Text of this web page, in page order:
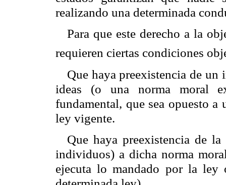
realizando una determinada
Para que este derecho a la
requieren ciertas condiciones
Que haya preexistencia de
ideas (o una norma moral
fundamental, que sea opuesto
ley vigente.
Que haya preexistencia de
individuos) a dicha norma
ejecuta lo mandado por la ley